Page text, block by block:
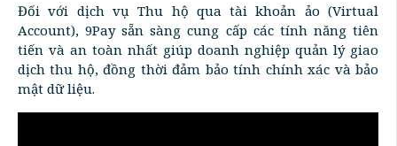
Đối với dịch vụ Thu hộ qua tài khoản ảo (Virtual
Account), 9Pay sẵn sàng cung cấp các tính năng tiên
tiến và an toàn nhất giúp doanh nghiệp quản lý giao
dịch thu hộ, đồng thời đảm bảo tính chính xác và bảo
mật dữ liệu.